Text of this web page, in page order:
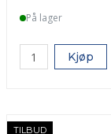
På lager
Kjøp
TILBUD